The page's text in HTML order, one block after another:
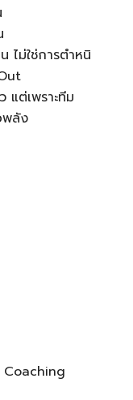
ม่ใช่การตำหนิ
แต่เพราะทีม
พลัง
Coaching